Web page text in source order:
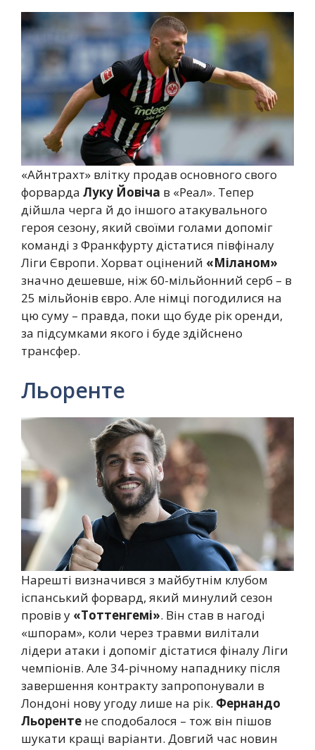
«Айнтрахт» влітку продав основного свого
форварда Луку Йовіча в «Реал». Тепер
дійшла черга й до іншого атакувального
героя сезону, який своїми голами допоміг
команді з Франкфурту дістатися півфіналу
Ліги Європи. Хорват оцінений «Міланом»
значно дешевше, ніж 60-мільйонний серб – в
25 мільйонів євро. Але німці погодилися на
цю суму – правда, поки що буде рік оренди,
за підсумками якого і буде здійснено
трансфер.
Льоренте
Нарешті визначився з майбутнім клубом
іспанський форвард, який минулий сезон
провів у «Тоттенгемі». Він став в нагоді
«шпорам», коли через травми вилітали
лідери атаки і допоміг дістатися фіналу Ліги
чемпіонів. Але 34-річному нападнику після
завершення контракту запропонували в
Лондоні нову угоду лише на рік. Фернандо
Льоренте не сподобалося – тож він пішов
шукати кращі варіанти. Довгий час новин